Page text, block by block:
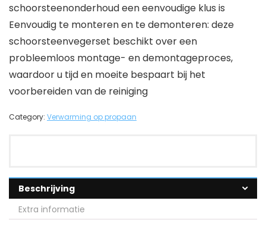
schoorsteenonderhoud een eenvoudige klus is
Eenvoudig te monteren en te demonteren: deze
schoorsteenvegerset beschikt over een
probleemloos montage- en demontageproces,
waardoor u tijd en moeite bespaart bij het
voorbereiden van de reiniging
Category: Verwarming op propaan
Beschrijving
Extra informatie